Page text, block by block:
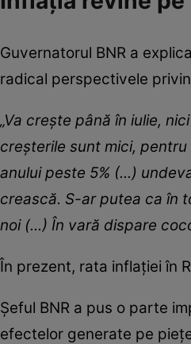
Guvernatorul BNR a
radical perspectivele
„Va crește până în iulie,
creșterile sunt mici,
anului peste 5% (...)
crească. S-ar putea ca în
noi (...) În vară dispare
În prezent, rata inflației în
Șeful BNR a pus o parte
efectelor generate pe